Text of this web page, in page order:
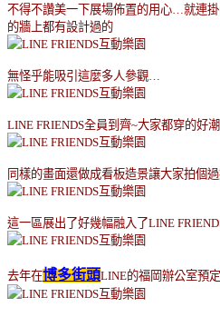
不得不讚美一下展場佈置的用心
就連
的牆上都有設計過的
無怪乎能吸引這麼多人參觀
LINE FRIENDS全員到齊~大家都穿的好潮
同樣的畫面還做成看板造景讓大家拍個
這一區展出了好幾幅融入了LINE
去年在博多街頭LINE的福岡辦公室預